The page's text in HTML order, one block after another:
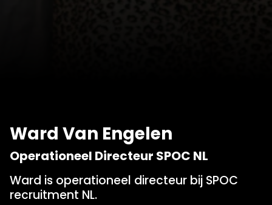
Ward Van Engelen
Operationeel Directeur SPOC NL
Ward is operationeel directeur bij SPOC
recruitment NL.